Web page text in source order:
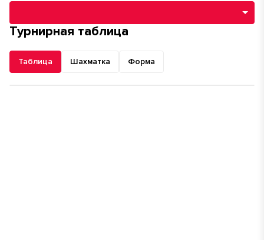
Навигация по разделам турнира
Турнирная таблица
Таблица Шахматка Форма